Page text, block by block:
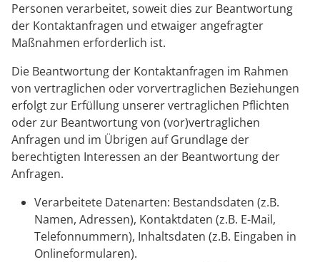
Personen verarbeitet, soweit dies zur Beantwortung
der Kontaktanfragen und etwaiger angefragter
Maßnahmen erforderlich ist.
Die Beantwortung der Kontaktanfragen im Rahmen
von vertraglichen oder vorvertraglichen Beziehungen
erfolgt zur Erfüllung unserer vertraglichen Pflichten
oder zur Beantwortung von (vor)vertraglichen
Anfragen und im Übrigen auf Grundlage der
berechtigten Interessen an der Beantwortung der
Anfragen.
Verarbeitete Datenarten: Bestandsdaten (z.B.
Namen, Adressen), Kontaktdaten (z.B. E-Mail,
Telefonnummern), Inhaltsdaten (z.B. Eingaben in
Onlineformularen).